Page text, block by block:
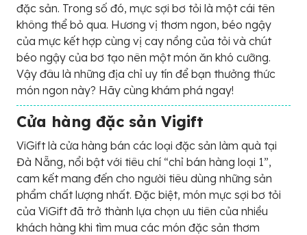
đặc sản. Trong số đó, mực sợi bơ tỏi là một cái tên
không thể bỏ qua. Hương vị thơm ngon, béo ngậy
của mực kết hợp cùng vị cay nồng của tỏi và chút
béo ngậy của bơ tạo nên một món ăn khó cưỡng.
Vậy đâu là những địa chỉ uy tín để bạn thưởng thức
món ngon này? Hãy cùng khám phá ngay!
Cửa hàng đặc sản Vigift
ViGift là cửa hàng bán các loại đặc sản làm quà tại
Đà Nẵng, nổi bật với tiêu chí “chỉ bán hàng loại 1”,
cam kết mang đến cho người tiêu dùng những sản
phẩm chất lượng nhất. Đặc biệt, món mực sợi bơ tỏi
của ViGift đã trở thành lựa chọn ưu tiên của nhiều
khách hàng khi tìm mua các món đặc sản thơm